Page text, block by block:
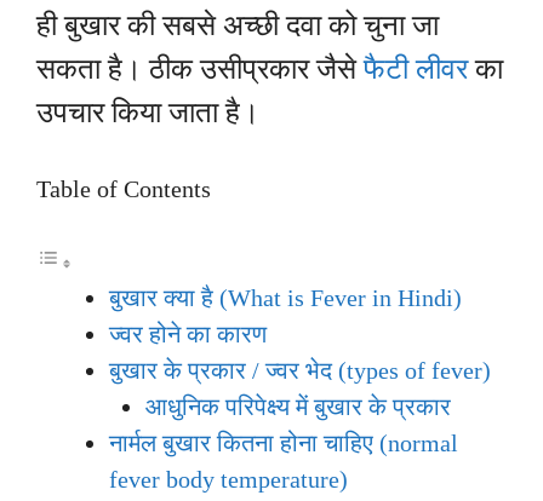
ही बुखार की सबसे अच्छी दवा को चुना जा
सकता है। ठीक उसीप्रकार जैसेफैटी लीवरका
उपचार किया जाता है।
Table of Contents
बुखार क्या है (What is Fever in Hindi)
ज्वर होने का कारण
बुखार के प्रकार / ज्वर भेद (types of fever)
आधुनिक परिपेक्ष्य में बुखार के प्रकार
नार्मल बुखार कितना होना चाहिए (normal
fever body temperature)